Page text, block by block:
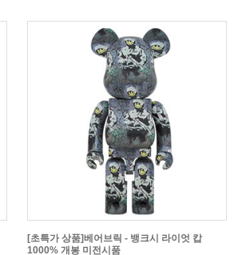
[초특가 상품]베어브릭 - 뱅크시 라이엇 캅
1000% 개봉 미전시품